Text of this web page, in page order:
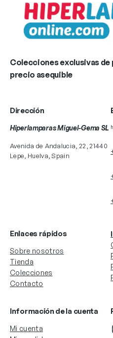
Colecciones exclusivas de
precio asequible
Dirección
Hiperlamparas Miguel-Gema SL
Avenida de Andalucia, 22, 21440
Lepe, Huelva, Spain
Enlaces rápidos
Sobre nosotros
Tienda
Colecciones
Contacto
Información de la cuenta
Mi cuenta